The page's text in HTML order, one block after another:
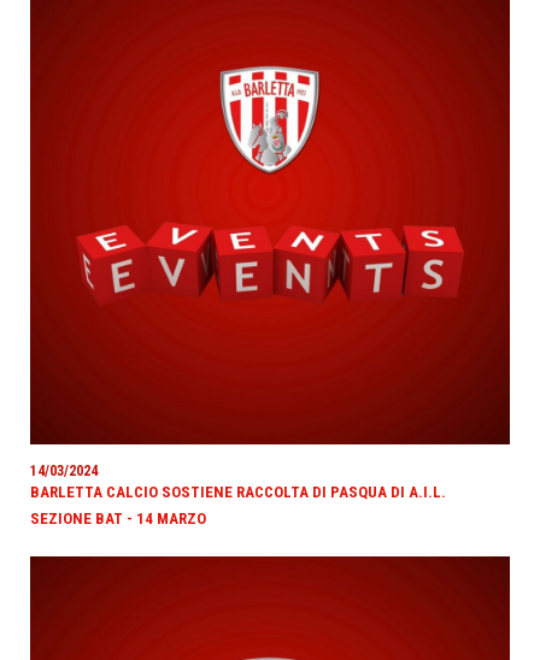
14/03/2024
BARLETTA CALCIO SOSTIENE RACCOLTA DI PASQUA DI A.I.L.
SEZIONE BAT - 14 MARZO